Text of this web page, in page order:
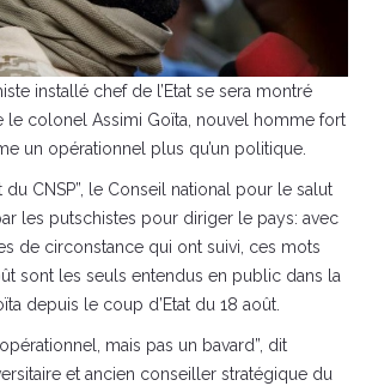
installé chef de l’Etat se sera montré
le colonel Assimi Goïta, nouvel homme fort
un opérationnel plus qu’un politique.
du CNSP”, le Conseil national pour le salut
les putschistes pour diriger le pays: avec
de circonstance qui ont suivi, ces mots
sont les seuls entendus en public dans la
depuis le coup d’Etat du 18 août.
mais pas un bavard”, dit
et ancien conseiller stratégique du